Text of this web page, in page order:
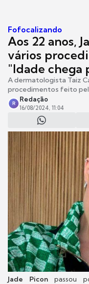
Fofocalizando
Aos 22 anos,
vários
"Idade chega
A dermatologista Taiz
procedimentos feito
R
Redação
16/08/2024, 11:04
Jade Picon passou